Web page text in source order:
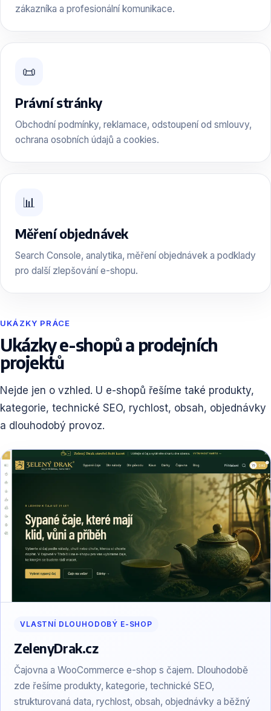
zákazníka a profesionální komunikace.
📜
Právní stránky
Obchodní podmínky, reklamace, odstoupení od smlouvy,
ochrana osobních údajů a cookies.
📊
Měření objednávek
Search Console, analytika, měření objednávek a podklady
pro další zlepšování e-shopu.
UKÁZKY PRÁCE
Ukázky e-shopů a prodejních
projektů
Nejde jen o vzhled. U e-shopů řešíme také produkty,
kategorie, technické SEO, rychlost, obsah, objednávky
a dlouhodobý provoz.
VLASTNÍ DLOUHODOBÝ E-SHOP
ZelenyDrak.cz
Čajovna a WooCommerce e-shop s čajem. Dlouhodobě
zde řešíme produkty, kategorie, technické SEO,
strukturovaná data, rychlost, obsah, objednávky a běžný